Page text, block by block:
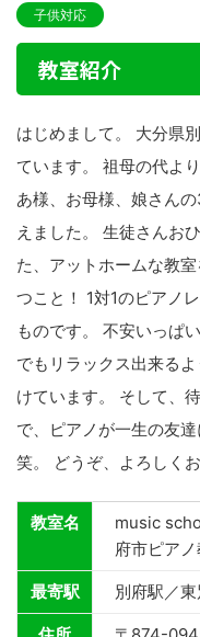
子供対応
教室紹介
はじめまして。 大分県
ています。 祖母の代よ
あ様、お母様、娘さん
えました。 生徒さんお
た、アットホームな教
つこと！ 1対1のピアノ
ものです。 不安いっぱ
でもリラックス出来る
けています。 そして、
で、ピアノが一生の友
笑。 どうぞ、よろしく
教室名
music
府市ピア
最寄駅 別府駅／